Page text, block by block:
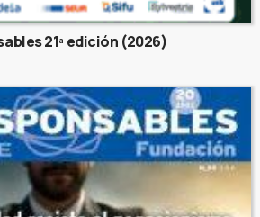
21ª edición (2026)